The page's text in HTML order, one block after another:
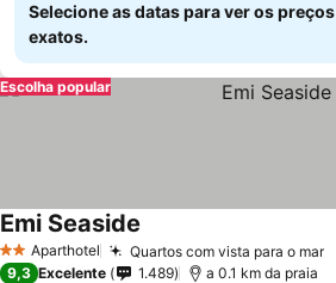
Selecione as datas para ver os preços
exatos.
Escolha popular
2 EstrelasAparthotel Quartos com vista para o mar
Emi Seaside
9,3 Excelente 1.489 a 0.1 km da praia